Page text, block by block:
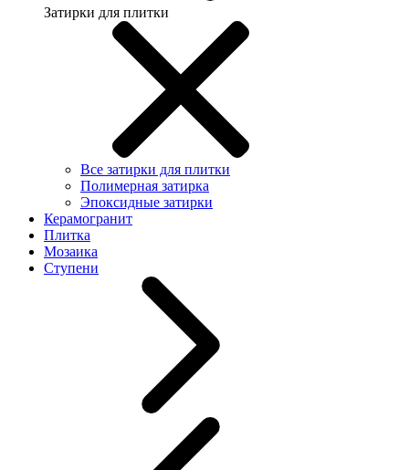
Затирки для плитки
Все затирки для плитки
Полимерная затирка
Эпоксидные затирки
Керамогранит
Плитка
Мозаика
Ступени